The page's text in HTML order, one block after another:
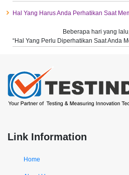
Hal Yang Harus Anda Perhatikan Saat
Beberapa hari yang
“Hal Yang Perlu Diperhatikan Saat Anda
Link Information
Home